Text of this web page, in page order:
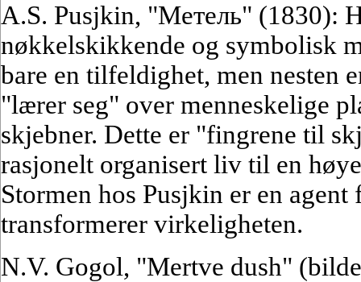
A.S. Pusjkin, "Mетель" (1830):
nøkkelskikkende og symbolisk
bare en tilfeldighet, men nesten
"lærer seg" over menneskelige
skjebner. Dette er "fingrene til
rasjonelt organisert liv til en
Stormen hos Pusjkin er en
transformerer virkeligheten.
N.V. Gogol, "Mertve dush"